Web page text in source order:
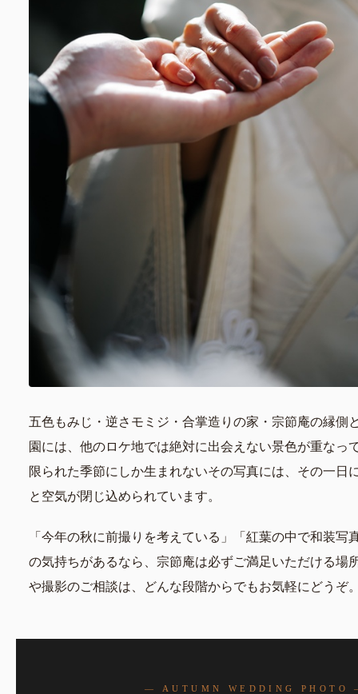
五色もみじ・逆さモミジ・合掌造りの家・宗節庵の縁
園には、他のロケ地では絶対に出会えない景色が重なっ
限られた季節にしか生まれないその写真には、その一日
と空気が閉じ込められています。
「今年の秋に前撮りを考えている」「紅葉の中で和装
の気持ちがあるなら、宗節庵は必ずご満足いただける場
や撮影のご相談は、どんな段階からでもお気軽にどうぞ
— AUTUMN WEDDING PHOTO